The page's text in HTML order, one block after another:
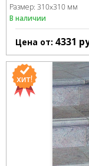
Размер: 310x310 мм
В наличии
Цена от: 4331